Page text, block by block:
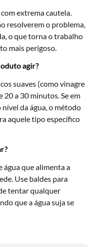
extrema cautela.
resolverem o problema,
o que torna o trabalho
mais perigoso.
agir?
suaves (como vinagre
20 a 30 minutos. Se em
da água, o método
aquele tipo específico
água que alimenta a
Use baldes para
tentar qualquer
que a água suja se